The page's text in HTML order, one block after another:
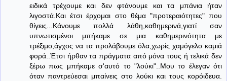
ειδικά τρέχουμε και δεν φτάνουμε και τα μπάνια ήταν
λιγοστά.Και έτσι έρχομαι στο θέμα "προτεραιότητες" που
θίγεις...Κάνουμε πολλά λάθη,καθημερινά,γιατί σαν
υπνωτισμένοι μπήκαμε σε μια καθημερινότητα με
τρέξιμο,άγχος να τα προλάβουμε όλα,χωρίς χαμόγελο καμιά
φορά..Έτσι ήρθαν τα πράγματα από μόνα τους ή τελικά δεν
ξέρω πως μπήκαμε σ'αυτό το "λούκι"..Μου το έλεγαν ότι
όταν παντρεύεσαι μπαίνεις στο λούκι και τους κορόιδευα.